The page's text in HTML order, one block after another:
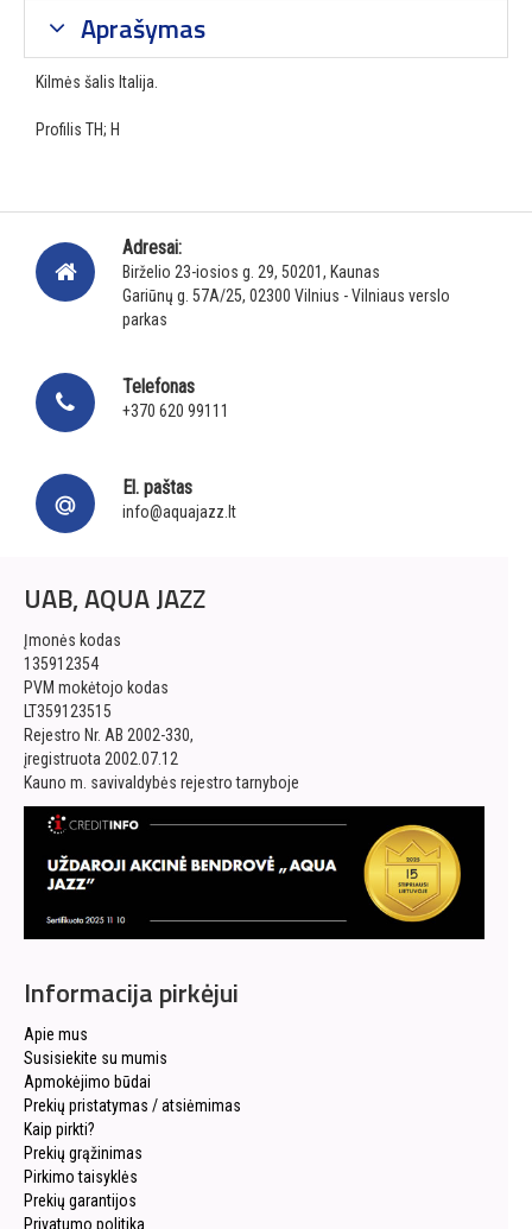
Aprašymas
Kilmės šalis Italija.
Profilis TH; H
Adresai:
Birželio 23-iosios g. 29, 50201, Kaunas
Gariūnų g. 57A/25, 02300 Vilnius - Vilniaus verslo
parkas
Telefonas
+370 620 99111
El. paštas
info@aquajazz.lt
UAB, AQUA JAZZ
Įmonės kodas
135912354
PVM mokėtojo kodas
LT359123515
Rejestro Nr. AB 2002-330,
įregistruota 2002.07.12
Kauno m. savivaldybės rejestro tarnyboje
Informacija pirkėjui
Apie mus
Susisiekite su mumis
Apmokėjimo būdai
Prekių pristatymas / atsiėmimas
Kaip pirkti?
Prekių grąžinimas
Pirkimo taisyklės
Prekių garantijos
Privatumo politika